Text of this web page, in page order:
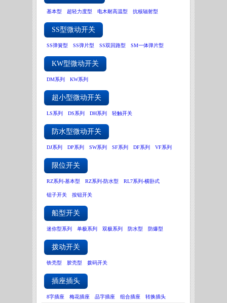
基本型 超轻力度型 电木耐高温型 抗核辐射型
SS型微动开关
SS弹簧型 SS弹片型 SS双回路型 SM一体弹片型
KW型微动开关
DM系列 KW系列
超小型微动开关
LS系列 DS系列 DH系列 轻触开关
防水型微动开关
DJ系列 DP系列 SW系列 SF系列 DF系列 VF系列
限位开关
RZ系列-基本型 RZ系列-防水型 RL7系列-横卧式
钮子开关 按钮开关
船型开关
迷你型系列 单极系列 双极系列 防水型 防爆型
拨动开关
铁壳型 胶壳型 拨码开关
插座插头
8字插座 梅花插座 品字插座 组合插座 转换插头